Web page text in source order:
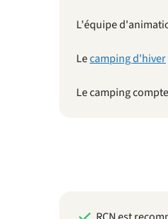
L'équipe
Lecamping d'hiver
Le camping